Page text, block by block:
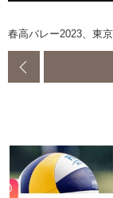
春高バレー2023、東